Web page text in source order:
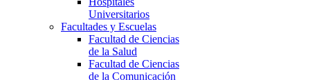
Universitarios
Facultades y Escuelas
Facultad de Ciencias
de la Salud
Facultad de Ciencias
de la Comunicación